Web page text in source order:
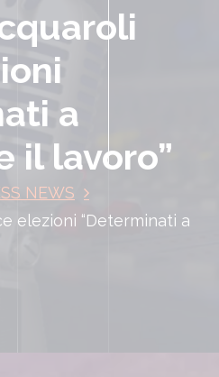
a
il lavoro”
NEWS
elezioni “Determinati a